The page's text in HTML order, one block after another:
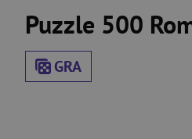
Puzzle 500
GRA